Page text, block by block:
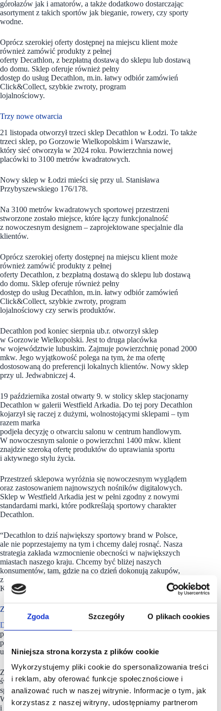
Zgoda Szczegóły O plikach cookies
Niniejsza strona korzysta z plików cookie
Wykorzystujemy pliki cookie do spersonalizowania treści
i reklam, aby oferować funkcje społecznościowe i
analizować ruch w naszej witrynie. Informacje o tym, jak
korzystasz z naszej witryny, udostępniamy partnerom
górołazów jak i amatorów, a także dodatkowo dostarczając
asortyment z takich sportów jak bieganie, rowery, czy sporty
wodne.
Oprócz szerokiej oferty dostępnej na miejscu klient może
również zamówić produkty z pełnej
oferty Decathlon, z bezpłatną dostawą do sklepu lub dostawą
do domu. Sklep oferuje również pełny
dostęp do usług Decathlon, m.in. łatwy odbiór zamówień
Click&Collect, szybkie zwroty, program
lojalnościowy.
Trzy nowe otwarcia
21 listopada otworzył trzeci sklep Decathlon w Łodzi. To także
trzeci sklep, po Gorzowie Wielkopolskim i Warszawie,
który sieć otworzyła w 2024 roku. Powierzchnia nowej
placówki to 3100 metrów kwadratowych.
Nowy sklep w Łodzi mieści się przy ul. Stanisława
Przybyszewskiego 176/178.
Na 3100 metrów kwadratowych sportowej przestrzeni
stworzone zostało miejsce, które łączy funkcjonalność
z nowoczesnym designem – zaprojektowane specjalnie dla
klientów.
Oprócz szerokiej oferty dostępnej na miejscu klient może
również zamówić produkty z pełnej
oferty Decathlon, z bezpłatną dostawą do sklepu lub dostawą
do domu. Sklep oferuje również pełny
dostęp do usług Decathlon, m.in. łatwy odbiór zamówień
Click&Collect, szybkie zwroty, program
lojalnościowy czy serwis produktów.
Decathlon pod koniec sierpnia ub.r. otworzył sklep
w Gorzowie Wielkopolski. Jest to druga placówka
w województwie lubuskim. Zajmuje powierzchnię ponad 2000
mkw. Jego wyjątkowość polega na tym, że ma ofertę
dostosowaną do preferencji lokalnych klientów. Nowy sklep
przy ul. Jedwabniczej 4.
19 października został otwarty 9. w stolicy sklep stacjonarny
Decathlon w galerii Westfield Arkadia. Do tej pory Decathlon
kojarzył się raczej z dużymi, wolnostojącymi sklepami – tym
razem marka
podjeła decyzję o otwarciu salonu w centrum handlowym.
W nowoczesnym salonie o powierzchni 1400 mkw. klient
znajdzie szeroką ofertę produktów do uprawiania sportu
i aktywnego stylu życia.
Przestrzeń sklepowa wyróżnia się nowoczesnym wyglądem
oraz zastosowaniem najnowszych nośników digitalowych.
Sklep w Westfield Arkadia jest w pełni zgodny z nowymi
standardami marki, które podkreślają sportowy charakter
Decathlon.
“Decathlon to dziś największy sportowy brand w Polsce,
ale nie poprzestajemy na tym i chcemy dalej rosnąć. Nasza
strategia zakłada wzmocnienie obecności w największych
miastach naszego kraju. Chcemy być bliżej naszych
konsumentów, tam, gdzie na co dzień dokonują zakupów,
z możliwie najszerszą ofertą” – mówił wówczas Paweł
Krawczyk, CEO Decathlon Polska.
Z 1700. sklepami
Decathlon
początkujących i najlepszych sportowców, jest innowacyjnym
producentem sprzętu sportowego na każdym poziomie
umiejętności.
Z ponad 100 000 członków zespołu i 1700 sklepami na całym
świecie,Decathloni jego zespoły pracują od 1976 roku, aby
spełnić nieustającą ambicję: Move People Through the
Wonders of Sport – by pomóc ludziom być zdrowszymi
i szczęśliwszymi w zrównoważonej przyszłości.